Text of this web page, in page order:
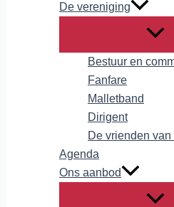
De vereniging
Bestuur en
Fanfare
Malletband
Dirigent
De vrienden
Agenda
Ons aanbod